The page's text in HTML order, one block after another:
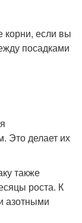
корни, если вы
посадками
Это делает их
также
роста. К
азотными